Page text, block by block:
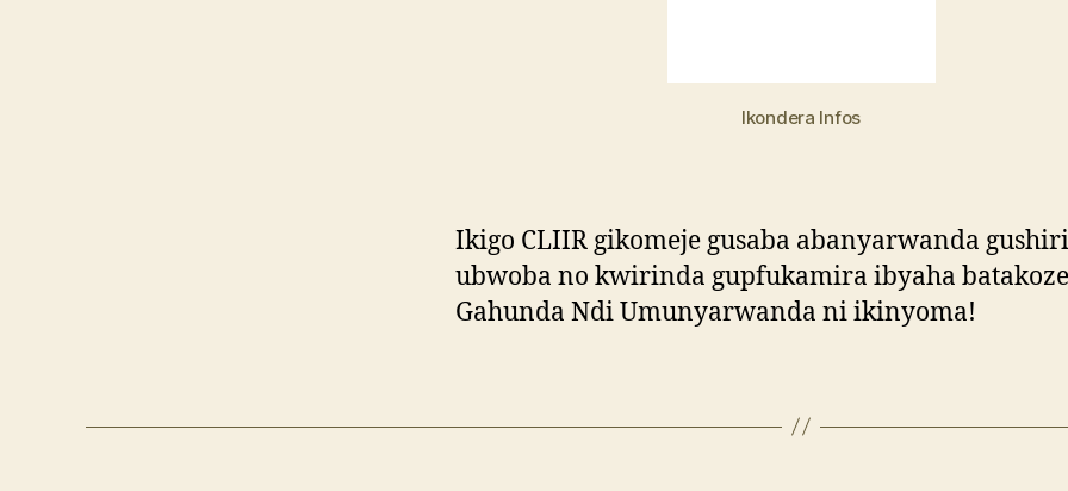
Ikondera Infos
Ikigo CLIIR gikomeje gusaba abanyarwanda
ubwoba no kwirinda gupfukamira ibyaha
Gahunda Ndi Umunyarwanda ni ikinyoma!